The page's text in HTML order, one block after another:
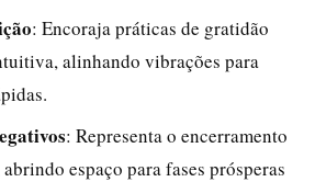
: Encoraja práticas de gratidão
alinhando vibrações para
: Representa o encerramento
espaço para fases prósperas